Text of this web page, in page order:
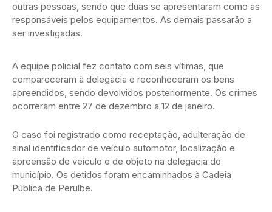
outras pessoas, sendo que duas se apresentaram como as
responsáveis pelos equipamentos. As demais passarão a
ser investigadas.
A equipe policial fez contato com seis vítimas, que
compareceram à delegacia e reconheceram os bens
apreendidos, sendo devolvidos posteriormente. Os crimes
ocorreram entre 27 de dezembro a 12 de janeiro.
O caso foi registrado como receptação, adulteração de
sinal identificador de veículo automotor, localização e
apreensão de veículo e de objeto na delegacia do
município. Os detidos foram encaminhados à Cadeia
Pública de Peruíbe.